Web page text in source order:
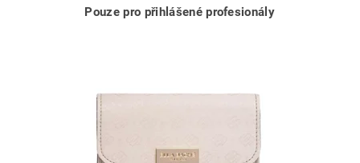
Pouze pro přihlášené profesionály